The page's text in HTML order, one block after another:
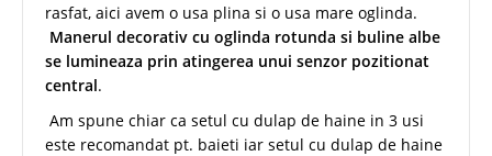
rasfat, aici avem o usa plina si o usa mare oglinda.
Manerul decorativ cu oglinda rotunda si buline albe
se lumineaza prin atingerea unui senzor pozitionat
central.
Am spune chiar ca setul cu dulap de haine in 3 usi
este recomandat pt. baieti iar setul cu dulap de haine